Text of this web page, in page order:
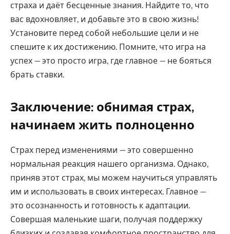
страха и даёт бесценные знания. Найдите то, что
вас вдохновляет, и добавьте это в свою жизнь!
Установите перед собой небольшие цели и не
спешите к их достижению. Помните, что игра на
успех — это просто игра, где главное — не бояться
брать ставки.
Заключение: обнимая страх,
начинаем жить полноценно
Страх перед изменениями — это совершенно
нормальная реакция нашего организма. Однако,
приняв этот страх, мы можем научиться управлять
им и использовать в своих интересах. Главное —
это осознанность и готовность к адаптации.
Совершая маленькие шаги, получая поддержку